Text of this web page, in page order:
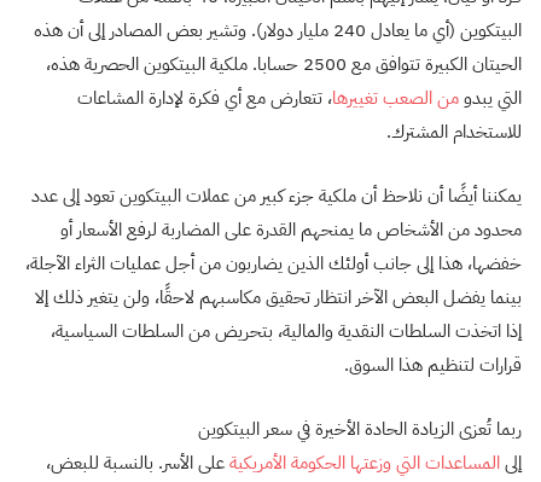
البيتكوين (أي ما يعادل 240 مليار دولار). وتشير بعض المصادر إلى أن هذه
الحيتان الكبيرة تتوافق مع 2500 حسابا. ملكية البيتكوين الحصرية هذه،
التي يبدومنالصعبتغييرها، تتعارض مع أي فكرة لإدارة المشاعات
للاستخدام المشترك.
يمكننا أيضًا أن نلاحظ أن ملكية جزء كبير من عملات البيتكوين تعود إلى عدد
محدود من الأشخاص ما يمنحهم القدرة على المضاربة لرفع الأسعار أو
خفضها، هذا إلى جانب أولئك الذين يضاربون من أجل عمليات الثراء الآجلة،
بينما يفضل البعض الآخر انتظار تحقيق مكاسبهم لاحقًا، ولن يتغير ذلك إلا
إذا اتخذت السلطات النقدية والمالية، بتحريض من السلطات السياسية،
قرارات لتنظيم هذا السوق.
ربما تُعزى الزيادة الحادة الأخيرة في سعر البيتكوين
إلىالمساعداتالتي وزعتها الحكومةالأمريكيةعلى الأسر. بالنسبة للبعض،